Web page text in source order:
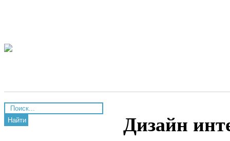
Найти
Дизайн